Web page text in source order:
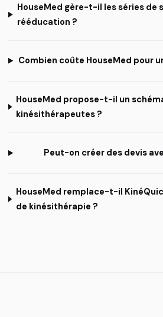
HouseMed gère-t-il les séries de
rééducation ?
Combien coûte HouseMed pour
HouseMed propose-t-il un
kinésithérapeutes ?
Peut-on créer des devis
HouseMed remplace-t-il
de kinésithérapie ?